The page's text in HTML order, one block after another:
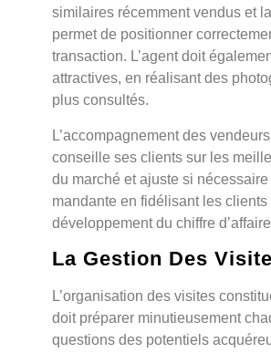
similaires récemment vendus et
permet de positionner
transaction. L’agent doit
attractives, en réalisant des
plus consultés.
L’accompagnement des
conseille ses clients sur les
du marché et ajuste si
mandante en fidélisant les
développement du chiffre
La Gestion Des
L’organisation des visites
doit préparer minutieusement
questions des potentiels